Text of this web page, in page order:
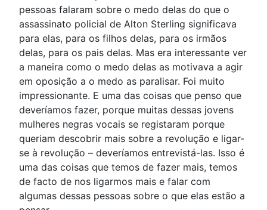
pessoas falaram sobre o medo delas do que o
assassinato policial de Alton Sterling significava
para elas, para os filhos delas, para os irmãos
delas, para os pais delas. Mas era interessante ver
a maneira como o medo delas as motivava a agir
em oposição a o medo as paralisar. Foi muito
impressionante. E uma das coisas que penso que
deveríamos fazer, porque muitas dessas jovens
mulheres negras vocais se registaram porque
queriam descobrir mais sobre a revolução e ligar-
se à revolução – deveríamos entrevistá-las. Isso é
uma das coisas que temos de fazer mais, temos
de facto de nos ligarmos mais e falar com
algumas dessas pessoas sobre o que elas estão a